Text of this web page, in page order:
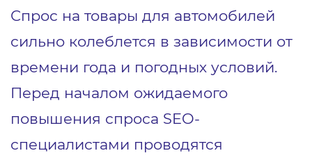
Спрос на товары для автомобилей
сильно колеблется в зависимости от
времени года и погодных условий.
Перед началом ожидаемого
повышения спроса SEO-
специалистами проводятся